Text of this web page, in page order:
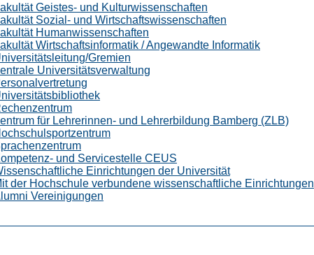
Geistes- und Kulturwissenschaften
Sozial- und Wirtschaftswissenschaften
Humanwissenschaften
Wirtschaftsinformatik / Angewandte Informatik
Gremien
Universitätsverwaltung
für Lehrerinnen- und Lehrerbildung Bamberg (ZLB)
und Servicestelle CEUS
Einrichtungen der Universität
der Hochschule verbundene wissenschaftliche Einrichtungen
Vereinigungen